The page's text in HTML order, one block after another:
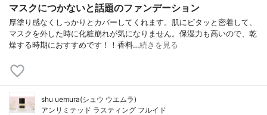
マスクにつかないと話題のファンデーション
厚塗り感なくしっかりとカバーしてくれます。肌にピタッと密着して、
マスクを外した時に化粧崩れが気になりません。保湿力も高いので、乾
燥する時期におすすめです！！香料…続きを見る
shu uemura(シュウ ウエムラ)
アンリミテッド ラスティング フルイド